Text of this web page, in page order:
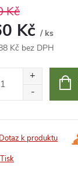
Kč
Kč / ks
Kč bez DPH
Tisk
Dotaz k produktu